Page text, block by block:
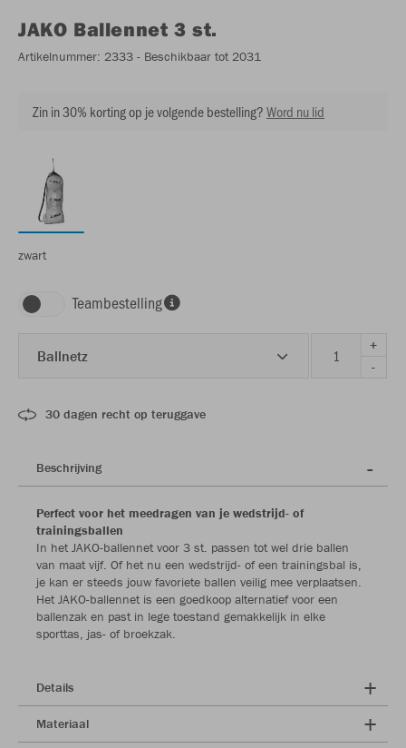
JAKO Ballennet 3 st.
Artikelnummer: 2333 - Beschikbaar tot 2031
Zin in 30% korting op je volgende bestelling?Word nu lid
zwart
Teambestelling
Ballnetz
+
-
30 dagen recht op teruggave
Beschrijving
Perfect voor het meedragen van je wedstrijd- of
trainingsballen
In het JAKO-ballennet voor 3 st. passen tot wel drie ballen
van maat vijf. Of het nu een wedstrijd- of een trainingsbal is,
je kan er steeds jouw favoriete ballen veilig mee verplaatsen.
Het JAKO-ballennet is een goedkoop alternatief voor een
ballenzak en past in lege toestand gemakkelijk in elke
sporttas, jas- of broekzak.
Details
Materiaal